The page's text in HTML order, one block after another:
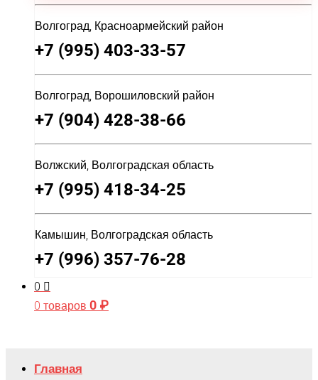
Волгоград, Красноармейский район
+7 (995) 403-33-57
Волгоград, Ворошиловский район
+7 (904) 428-38-66
Волжский, Волгоградская область
+7 (995) 418-34-25
Камышин, Волгоградская область
+7 (996) 357-76-28
0
0 товаров 0 ₽
Главная